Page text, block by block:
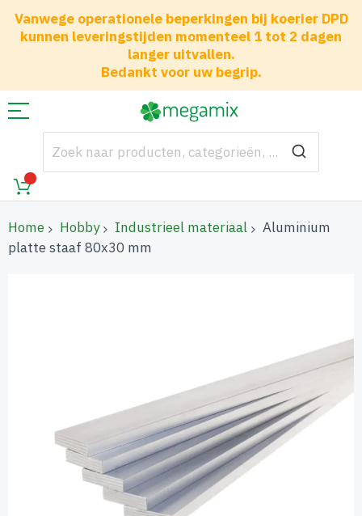
Vanwege operationele beperkingen bij koerier DPD
kunnen leveringstijden momenteel 1 tot 2 dagen
langer uitvallen.
Bedankt voor uw begrip.
Home Hobby Industrieel materiaal
Aluminium
platte staaf 80x30 mm